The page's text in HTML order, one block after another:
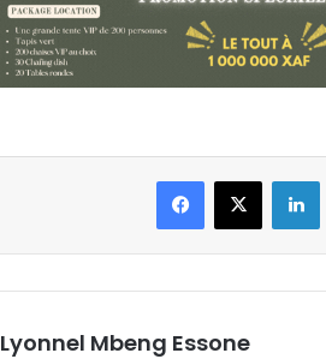
FacebookX
Lyonnel Mbeng Essone